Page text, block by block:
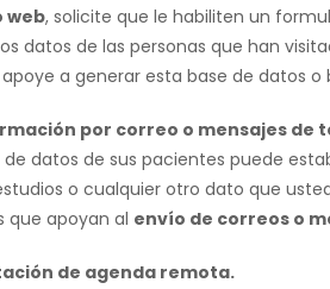
web, solicite que le habiliten un
datos de las personas que han
a generar esta base de datos
por correo o mensajes de
de datos de sus pacientes puede
o cualquier otro dato que
que apoyan al envío de correos o
de agenda remota.